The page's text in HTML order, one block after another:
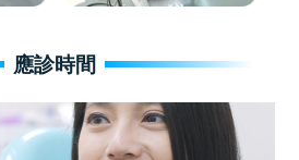
應診時間